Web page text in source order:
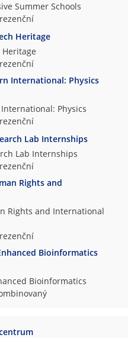
Summer Schools
Heritage
Heritage
International: Physics
Physics
Lab Internships
Lab Internships
Rights and
Rights and International
Bioinformatics
Bioinformatics